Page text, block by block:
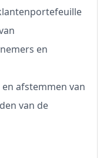
en
afstemmen van
van de